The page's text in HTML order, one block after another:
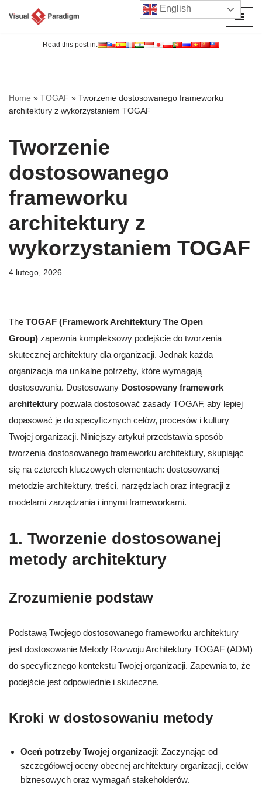
Read this post in:
Home » TOGAF » Tworzenie dostosowanego frameworku
architektury z wykorzystaniem TOGAF
Tworzenie
dostosowanego
frameworku
architektury z
wykorzystaniem TOGAF
4 lutego, 2026
The TOGAF (Framework Architektury The Open
Group) zapewnia kompleksowy podejście do tworzenia
skutecznej architektury dla organizacji. Jednak każda
organizacja ma unikalne potrzeby, które wymagają
dostosowania. Dostosowany Dostosowany framework
architektury pozwala dostosować zasady TOGAF, aby lepiej
dopasować je do specyficznych celów, procesów i kultury
Twojej organizacji. Niniejszy artykuł przedstawia sposób
tworzenia dostosowanego frameworku architektury, skupiając
się na czterech kluczowych elementach: dostosowanej
metodzie architektury, treści, narzędziach oraz integracji z
modelami zarządzania i innymi frameworkami.
1. Tworzenie dostosowanej
metody architektury
Zrozumienie podstaw
Podstawą Twojego dostosowanego frameworku architektury
jest dostosowanie Metody Rozwoju Architektury TOGAF (ADM)
do specyficznego kontekstu Twojej organizacji. Zapewnia to, że
podejście jest odpowiednie i skuteczne.
Kroki w dostosowaniu metody
Oceń potrzeby Twojej organizacji: Zaczynając od
szczegółowej oceny obecnej architektury organizacji, celów
biznesowych oraz wymagań stakeholderów.
English